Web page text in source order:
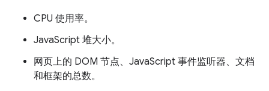
CPU 使用率。
JavaScript 堆大小。
网页上的 DOM 节点、JavaScript 事件监听器、文档
和框架的总数。